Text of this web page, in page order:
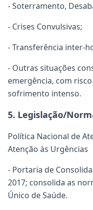
- Soterramento,
- Crises Convulsivas;
- Transferência inter-
- Outras situações
emergência, com
sofrimento intenso.
5. Legislação/
Política Nacional de
Atenção às Urgências
- Portaria de
2017; consolida as
Único de Saúde.